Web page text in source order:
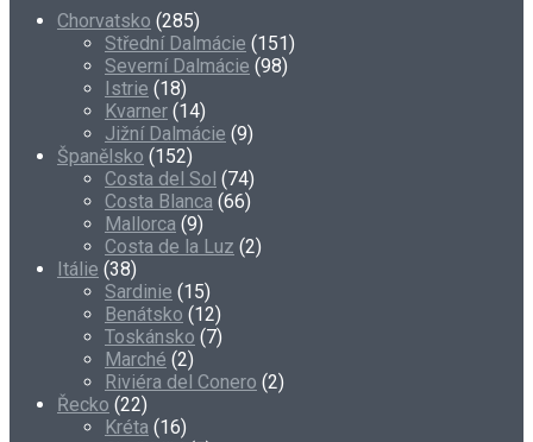
Chorvatsko (285)
Střední Dalmácie (151)
Severní Dalmácie (98)
Istrie (18)
Kvarner (14)
Jižní Dalmácie (9)
Španělsko (152)
Costa del Sol (74)
Costa Blanca (66)
Mallorca (9)
Costa de la Luz (2)
Itálie (38)
Sardinie (15)
Benátsko (12)
Toskánsko (7)
Marché (2)
Riviéra del Conero (2)
Řecko (22)
Kréta (16)